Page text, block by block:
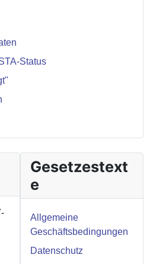
Status
Gesetzestext
e
Allgemeine
Geschäftsbedingungen
Datenschutz